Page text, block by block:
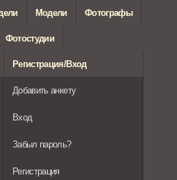
Модели Фотографы
Фотостудии
Регистрация/Вход
Добавить анкету
Вход
Забыл пароль?
Регистрация